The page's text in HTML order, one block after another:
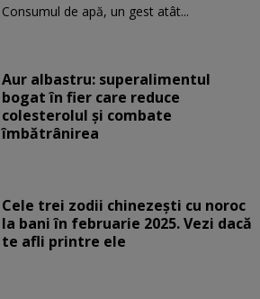
Consumul de apă, un gest atât...
Aur albastru: superalimentul
bogat în fier care reduce
colesterolul și combate
îmbătrânirea
Cele trei zodii chinezești cu noroc
la bani în februarie 2025. Vezi dacă
te afli printre ele